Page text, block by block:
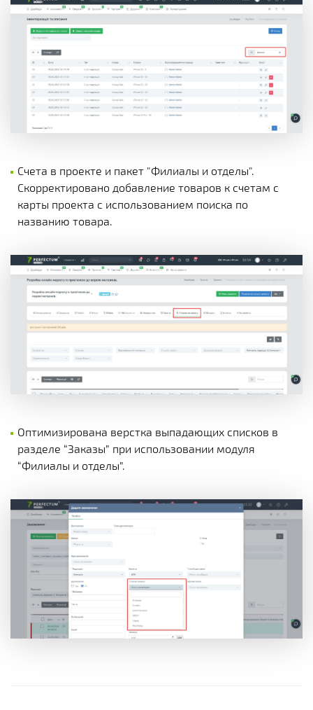
Счета в проекте и пакет "Филиалы и отделы".
Скорректировано добавление товаров к счетам с
карты проекта с использованием поиска по
названию товара.
Оптимизирована верстка выпадающих списков в
разделе “Заказы” при использовании модуля
“Филиалы и отделы”.